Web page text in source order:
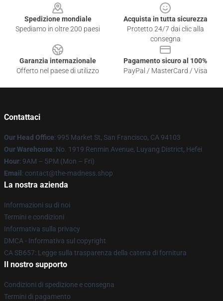
Spedizione mondiale
Spediamo in oltre 200 paesi
Acquista in tutta sicurezza
Protetto 24/7 dai clic alla
consegna
Garanzia internazionale
Offerto nel paese di utilizzo
Pagamento sicuro al 100%
PayPal / MasterCard / Visa
Contattaci
Our Head Office: 995 Market St, San Francisco, CA 94103
Our Warehouse: No. 1919 Renmin Avenue, Luyang District, Hefei
Hour: 9AM – 5PM (Mon – Fri)
Email : contact@the-madness.shop
La nostra azienda
Informazioni su di noi
Termini e condizioni
Informativa sulla privacy
DMCA - Informativa sul copyright
CA SB657: Legge sulla trasparenza della catena di fornitura
Il nostro supporto
Condizioni di spedizione e consegna
Termini di pagamento